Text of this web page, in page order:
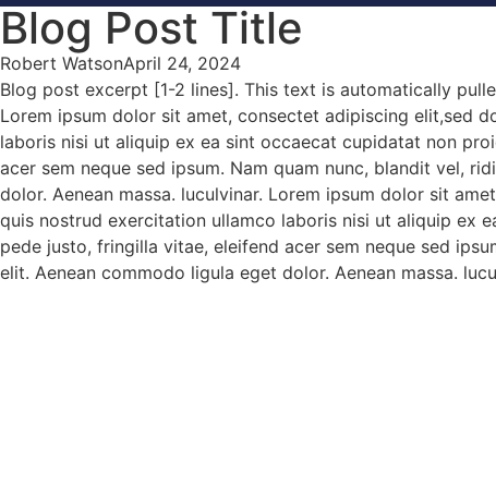
Blog Post Title
Robert WatsonApril 24, 2024
Blog post excerpt [1-2 lines]. This text is automatically
Lorem ipsum dolor sit amet, consectet adipiscing elit,sed
laboris nisi ut aliquip ex ea sint occaecat cupidatat non
acer sem neque sed ipsum. Nam quam nunc, blandit vel,
dolor. Aenean massa. luculvinar. Lorem ipsum dolor sit
quis nostrud exercitation ullamco laboris nisi ut aliquip ex
pede justo, fringilla vitae, eleifend acer sem neque sed
elit. Aenean commodo ligula eget dolor. Aenean massa.